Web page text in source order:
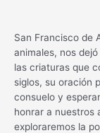
San Francisco de
animales, nos
las criaturas que
siglos, su oración
consuelo y
honrar a nuestros
exploraremos la